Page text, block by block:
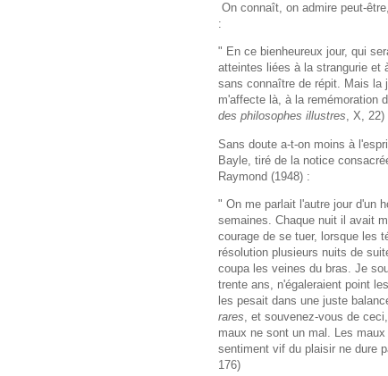
On connaît, on admire peut-
:
" En ce bienheureux jour, qui
atteintes liées à la strangurie et
sans connaître de répit. Mais la
m'affecte là, à la remémoration
des philosophes illustres, X, 22)
Sans doute a-t-on moins à
Bayle, tiré de la notice
Raymond (1948) :
" On me parlait l'autre jour d'un
semaines. Chaque nuit il avait
courage de se tuer, lorsque les
résolution plusieurs nuits de
coupa les veines du bras. Je
trente ans, n'égaleraient point
les pesait dans une juste
rares , et souvenez-vous de
maux ne sont un mal. Les
sentiment vif du plaisir ne dure
176)